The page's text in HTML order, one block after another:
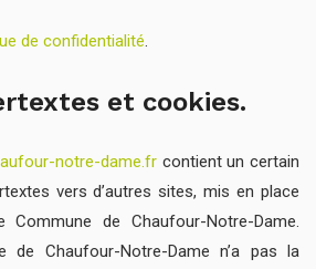
de confidentialité.
et cookies.
notre-dame.fr contient un certain
vers d’autres sites, mis en place
Commune de Chaufour-Notre-Dame.
de Chaufour-Notre-Dame n’a pas la